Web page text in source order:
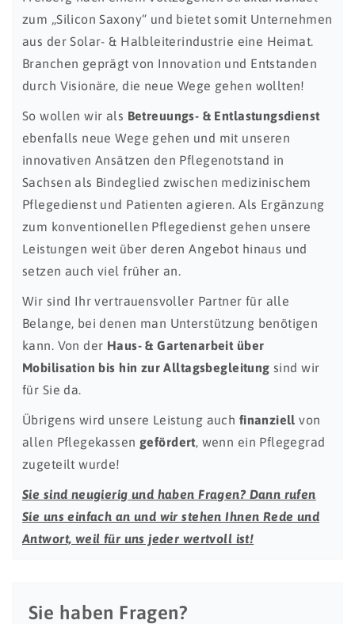
zum „Silicon Saxony“ und bietet somit Unternehmen
aus der Solar- & Halbleiterindustrie eine Heimat.
Branchen geprägt von Innovation und Entstanden
durch Visionäre, die neue Wege gehen wollten!
So wollen wir als Betreuungs- & Entlastungsdienst
ebenfalls neue Wege gehen und mit unseren
innovativen Ansätzen den Pflegenotstand in
Sachsen als Bindeglied zwischen medizinischem
Pflegedienst und Patienten agieren. Als Ergänzung
zum konventionellen Pflegedienst gehen unsere
Leistungen weit über deren Angebot hinaus und
setzen auch viel früher an.
Wir sind Ihr vertrauensvoller Partner für alle
Belange, bei denen man Unterstützung benötigen
kann. Von der Haus- & Gartenarbeit über
Mobilisation bis hin zur Alltagsbegleitung sind wir
für Sie da.
Übrigens wird unsere Leistung auch finanziell von
allen Pflegekassen gefördert, wenn ein Pflegegrad
zugeteilt wurde!
Sie sind neugierig und haben Fragen? Dann rufen
Sie uns einfach an und wir stehen Ihnen Rede und
Antwort, weil für uns jeder wertvoll ist!
Sie haben Fragen?